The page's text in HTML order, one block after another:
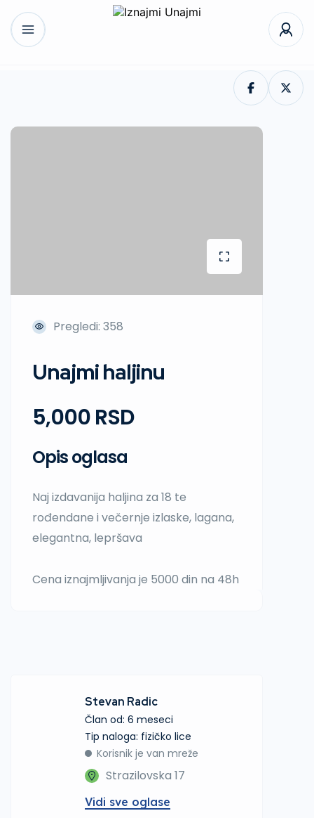
Pregledi: 358
Unajmi haljinu
5,000 RSD
Opis oglasa
Naj izdavanija haljina za 18 te
rođendane i večernje izlaske, lagana,
elegantna, lepršava
Cena iznajmljivanja je 5000 din na 48h
Stevan Radic
Član od: 6 meseci
tip naloga: fizičko lice
Korisnik je van mreže
Strazilovska 17
Vidi sve oglase